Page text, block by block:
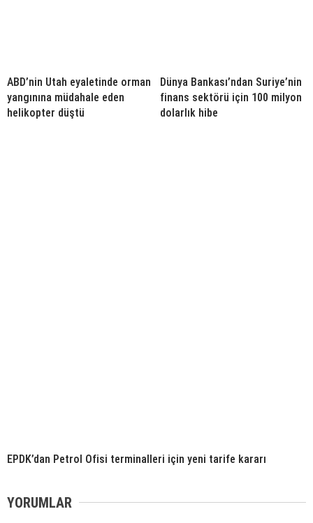
ABD’nin Utah eyaletinde orman
yangınına müdahale eden
helikopter düştü
Dünya Bankası’ndan Suriye’nin
finans sektörü için 100 milyon
dolarlık hibe
EPDK’dan Petrol Ofisi terminalleri için yeni tarife kararı
YORUMLAR